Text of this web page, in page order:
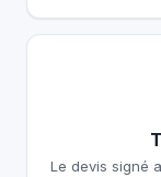
Le devis signé